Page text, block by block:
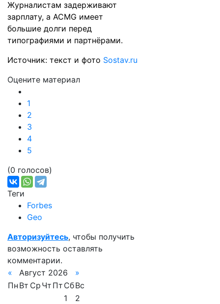
Журналистам задерживают
зарплату, а ACMG имеет
большие долги перед
типографиями и партнёрами.
Источник: текст и фото Sostav.ru
Оцените материал
1
2
3
4
5
(0 голосов)
Теги
Forbes
Geo
Авторизуйтесь, чтобы получить
возможность оставлять
комментарии.
«
Август 2026
»
Пн Вт Ср Чт Пт СбВс
1
2